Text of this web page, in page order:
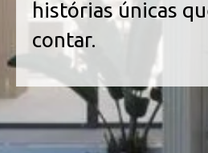
histórias únicas
contar.